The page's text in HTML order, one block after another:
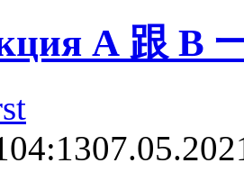
А 跟 B
04:13